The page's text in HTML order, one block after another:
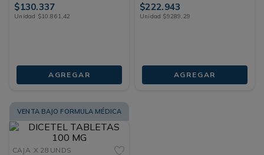
$130.337
Unidad $10 .861 ,42
AGREGAR
$222.943
Unidad $9289 29
AGREGAR
VENTA BAJO FORMULA MÉDICA
CAJA X 28 UNDS